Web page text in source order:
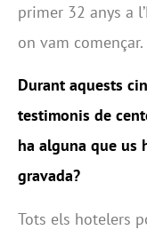
primer 32 anys a
on vam
Durant aquests
testimonis de
ha alguna que us
gravada?
Tots els hotelers